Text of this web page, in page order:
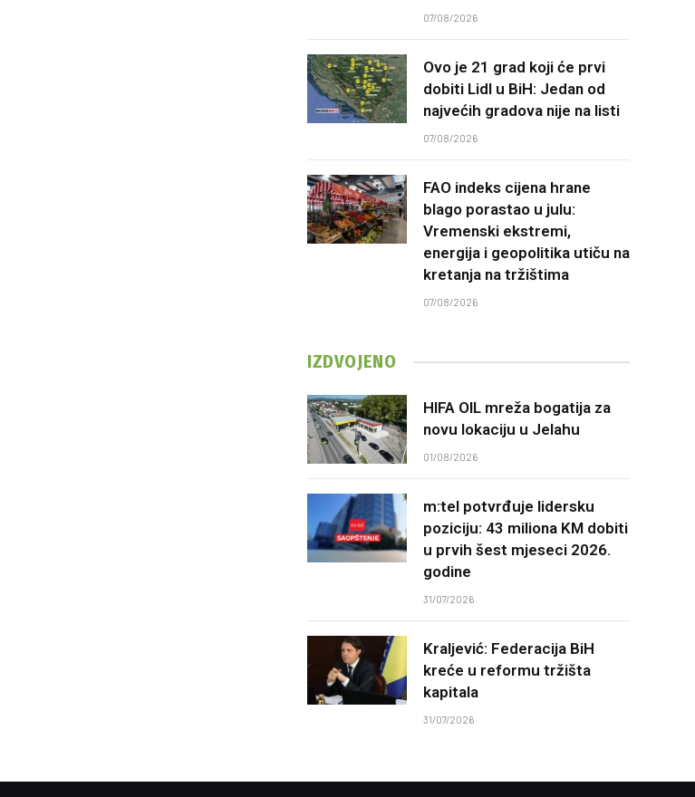
07/08/2026
Ovo je 21 grad koji će prvi
dobiti Lidl u BiH: Jedan od
najvećih gradova nije na listi
07/08/2026
FAO indeks cijena hrane
blago porastao u julu:
Vremenski ekstremi,
energija i geopolitika utiču na
kretanja na tržištima
07/08/2026
IZDVOJENO
HIFA OIL mreža bogatija za
novu lokaciju u Jelahu
01/08/2026
m:tel potvrđuje lidersku
poziciju: 43 miliona KM dobiti
u prvih šest mjeseci 2026.
godine
31/07/2026
Kraljević: Federacija BiH
kreće u reformu tržišta
kapitala
31/07/2026